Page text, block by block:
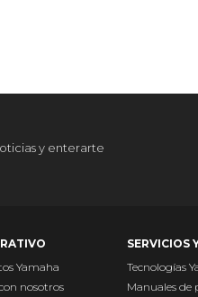
y enterarte
Yamaha
nosotros
SERVICIOS
Tecnologías
Manuales de